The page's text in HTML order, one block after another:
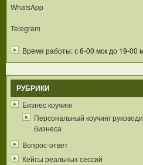
WhatsApp
Telegram
Время работы: с 6-00 мск до 19-00
РУБРИКИ
Бизнес коучинг
Персональный коучинг
бизнеса
Вопрос-ответ
Кейсы реальных сессий